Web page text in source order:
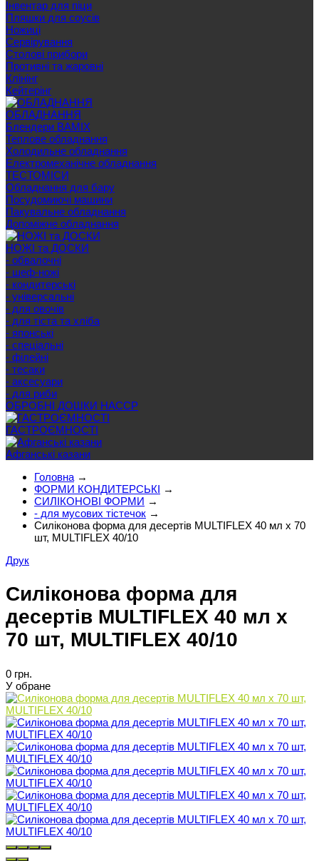
Інвентар для піци
Пляшки для соусів
Ножиці
Сервірування
Cтолові прибори
Противні та жаровні
Клінінг
Кейтерінг
ОБЛАДНАННЯ
Блендери BAMIX
Теплове обладнання
Холодильне обладнання
Електромеханічне обладнання
ТЕСТОМІСИ
Обладнання для бару
Посудомиючі машини
Пакувальне обладнання
Допоміжне обладнання
НОЖІ та ДОСКИ
- обвалочні
- шеф-ножі
- кондитерські
- універсальні
- для овочів
- для тіста та хліба
- японські
- спеціальні
- філейні
- тесаки
- аксесуари
- для риби
ОБРОБНІ ДОШКИ HACCP
ГАСТРОЄМНОСТІ
Афганські казани
Головна →
ФОРМИ КОНДИТЕРСЬКІ →
СИЛІКОНОВІ ФОРМИ →
- для мусових тістечок →
Силіконова форма для десертів MULTIFLEX 40 мл х 70
шт, MULTIFLEX 40/10
Друк
Силіконова форма для
десертів MULTIFLEX 40 мл х
70 шт, MULTIFLEX 40/10
0 грн.
У обране